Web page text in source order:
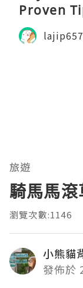
Proven
旅遊
騎馬馬滾
瀏覽次數:1146
小熊貓
發佈於